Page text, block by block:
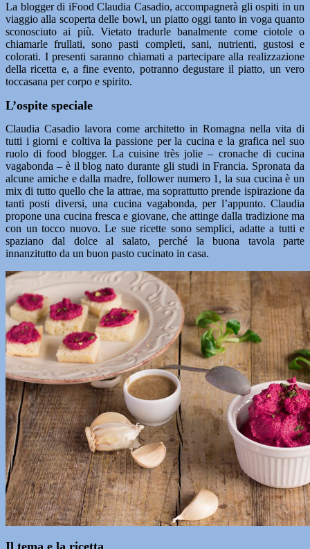
La blogger di iFood Claudia Casadio, accompagnerà gli ospiti in un
viaggio alla scoperta delle bowl, un piatto oggi tanto in voga quanto
sconosciuto ai più. Vietato tradurle banalmente come ciotole o
chiamarle frullati, sono pasti completi, sani, nutrienti, gustosi e
colorati. I presenti saranno chiamati a partecipare alla realizzazione
della ricetta e, a fine evento, potranno degustare il piatto, un vero
toccasana per corpo e spirito.
L’ospite speciale
Claudia Casadio lavora come architetto in Romagna nella vita di
tutti i giorni e coltiva la passione per la cucina e la grafica nel suo
ruolo di food blogger. La cuisine très jolie – cronache di cucina
vagabonda – è il blog nato durante gli studi in Francia. Spronata da
alcune amiche e dalla madre, follower numero 1, la sua cucina è un
mix di tutto quello che la attrae, ma soprattutto prende ispirazione da
tanti posti diversi, una cucina vagabonda, per l’appunto. Claudia
propone una cucina fresca e giovane, che attinge dalla tradizione ma
con un tocco nuovo. Le sue ricette sono semplici, adatte a tutti e
spaziano dal dolce al salato, perché la buona tavola parte
innanzitutto da un buon pasto cucinato in casa.
Il tema e la ricetta